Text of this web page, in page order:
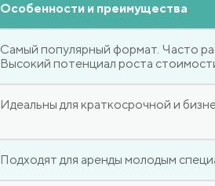
Особенности и преимущества
Самый популярный формат. Часто
Высокий потенциал роста
Идеальны для краткосрочной и
Подходят для аренды молодым